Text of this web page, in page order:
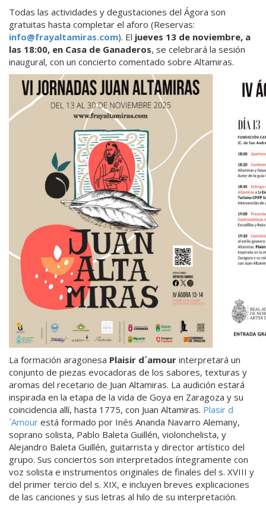
Todas las actividades y degustaciones del Ágora son
gratuitas hasta completar el aforo (Reservas:
info@frayaltamiras.com). El jueves 13 de noviembre, a
las 18:00, en Casa de Ganaderos, se celebrará la sesión
inaugural, con un concierto comentado sobre Altamiras.
La formación aragonesa Plaisir d´amour interpretará un
conjunto de piezas evocadoras de los sabores, texturas y
aromas del recetario de Juan Altamiras. La audición estará
inspirada en la etapa de la vida de Goya en Zaragoza y su
coincidencia allí, hasta 1775, con Juan Altamiras. Plasir d
´Amour está formado por Inés Ananda Navarro Alemany,
soprano solista, Pablo Baleta Guillén, violonchelista, y
Alejandro Baleta Guillén, guitarrista y director artístico del
grupo. Sus conciertos son interpretados íntegramente con
voz solista e instrumentos originales de finales del s. XVIII y
del primer tercio del s. XIX, e incluyen breves explicaciones
de las canciones y sus letras al hilo de su interpretación.